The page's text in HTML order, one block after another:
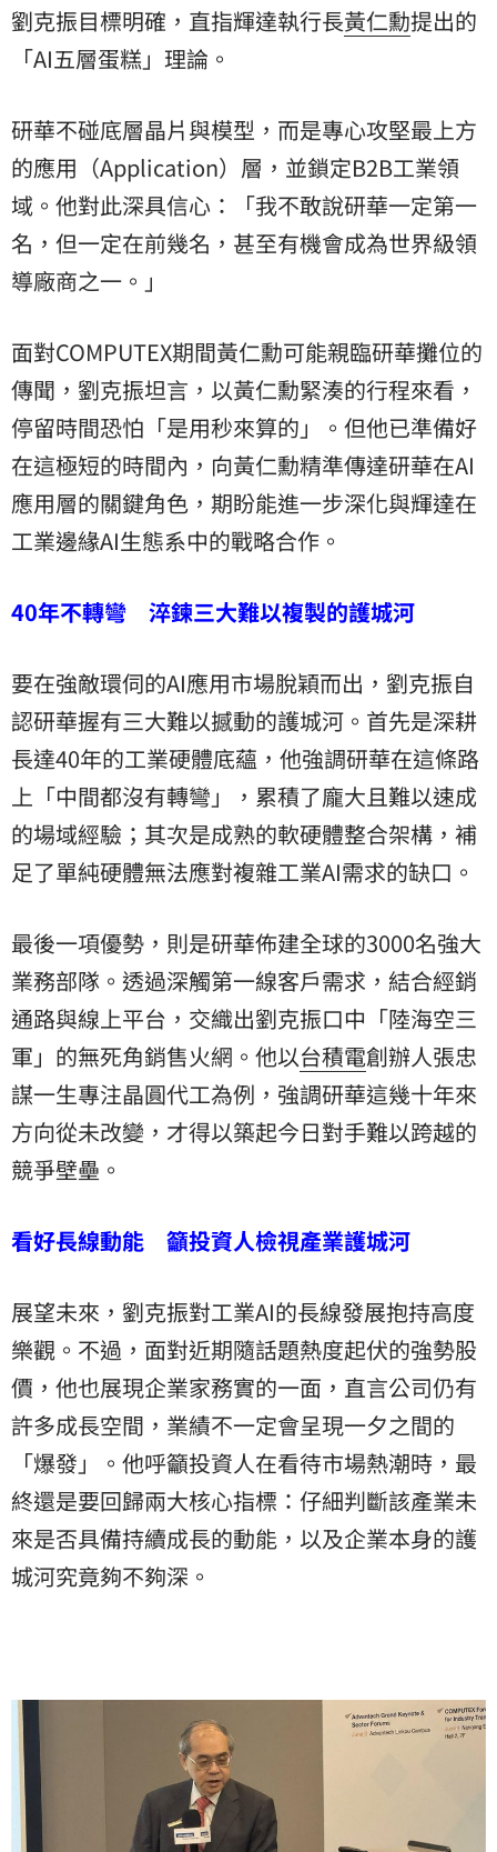
劉克振目標明確，直指輝達執行長黃仁勳提出的
「AI五層蛋糕」理論。
研華不碰底層晶片與模型，而是專心攻堅最上方
的應用（Application）層，並鎖定B2B工業領
域。他對此深具信心：「我不敢說研華一定第一
名，但一定在前幾名，甚至有機會成為世界級領
導廠商之一。」
面對COMPUTEX期間黃仁勳可能親臨研華攤位的
傳聞，劉克振坦言，以黃仁勳緊湊的行程來看，
停留時間恐怕「是用秒來算的」。但他已準備好
在這極短的時間內，向黃仁勳精準傳達研華在AI
應用層的關鍵角色，期盼能進一步深化與輝達在
工業邊緣AI生態系中的戰略合作。
40年不轉彎 淬鍊三大難以複製的護城河
要在強敵環伺的AI應用市場脫穎而出，劉克振自
認研華握有三大難以撼動的護城河。首先是深耕
長達40年的工業硬體底蘊，他強調研華在這條路
上「中間都沒有轉彎」，累積了龐大且難以速成
的場域經驗；其次是成熟的軟硬體整合架構，補
足了單純硬體無法應對複雜工業AI需求的缺口。
最後一項優勢，則是研華佈建全球的3000名強大
業務部隊。透過深觸第一線客戶需求，結合經銷
通路與線上平台，交織出劉克振口中「陸海空三
軍」的無死角銷售火網。他以台積電創辦人張忠
謀一生專注晶圓代工為例，強調研華這幾十年來
方向從未改變，才得以築起今日對手難以跨越的
競爭壁壘。
看好長線動能 籲投資人檢視產業護城河
展望未來，劉克振對工業AI的長線發展抱持高度
樂觀。不過，面對近期隨話題熱度起伏的強勢股
價，他也展現企業家務實的一面，直言公司仍有
許多成長空間，業績不一定會呈現一夕之間的
「爆發」。他呼籲投資人在看待市場熱潮時，最
終還是要回歸兩大核心指標：仔細判斷該產業未
來是否具備持續成長的動能，以及企業本身的護
城河究竟夠不夠深。